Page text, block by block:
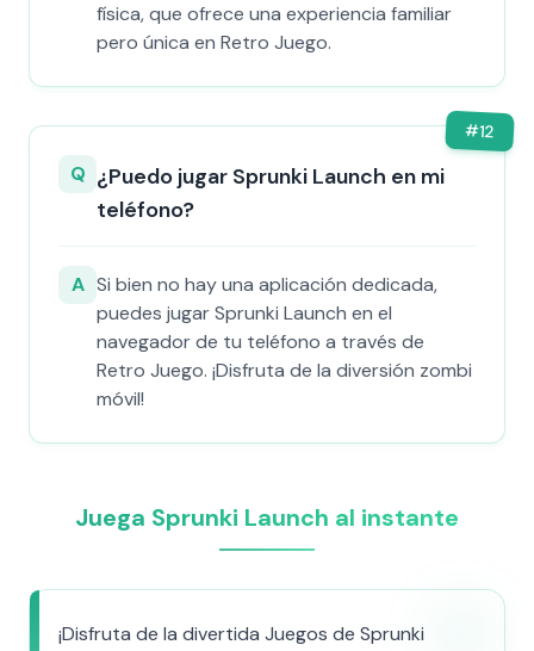
física, que ofrece una experiencia familiar
pero única en Retro Juego.
#12
Q ¿Puedo jugar Sprunki Launch en mi
teléfono?
A Si bien no hay una aplicación dedicada,
puedes jugar Sprunki Launch en el
navegador de tu teléfono a través de
Retro Juego. ¡Disfruta de la diversión zombi
móvil!
Juega Sprunki Launch al instante
¡Disfruta de la divertida Juegos de Sprunki